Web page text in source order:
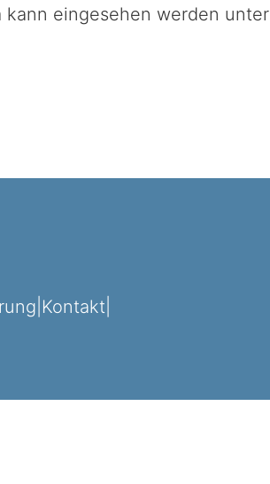
kann eingesehen werden unter
Kontakt